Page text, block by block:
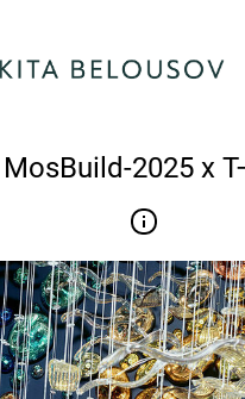
MosBuild-2025 x